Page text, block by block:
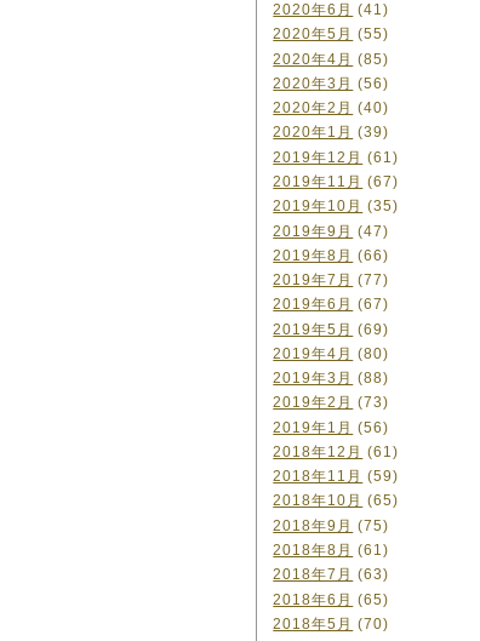
2020年6月 (41)
2020年5月 (55)
2020年4月 (85)
2020年3月 (56)
2020年2月 (40)
2020年1月 (39)
2019年12月 (61)
2019年11月 (67)
2019年10月 (35)
2019年9月 (47)
2019年8月 (66)
2019年7月 (77)
2019年6月 (67)
2019年5月 (69)
2019年4月 (80)
2019年3月 (88)
2019年2月 (73)
2019年1月 (56)
2018年12月 (61)
2018年11月 (59)
2018年10月 (65)
2018年9月 (75)
2018年8月 (61)
2018年7月 (63)
2018年6月 (65)
2018年5月 (70)